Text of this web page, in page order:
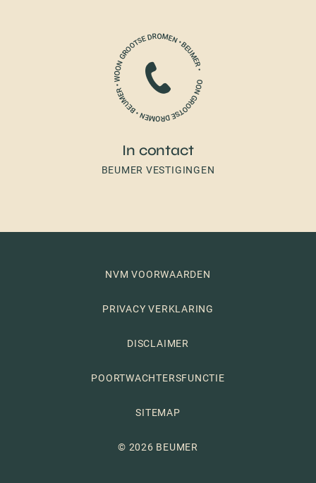
In contact
BEUMER VESTIGINGEN
NVM VOORWAARDEN
PRIVACY VERKLARING
DISCLAIMER
POORTWACHTERSFUNCTIE
SITEMAP
© 2026 BEUMER